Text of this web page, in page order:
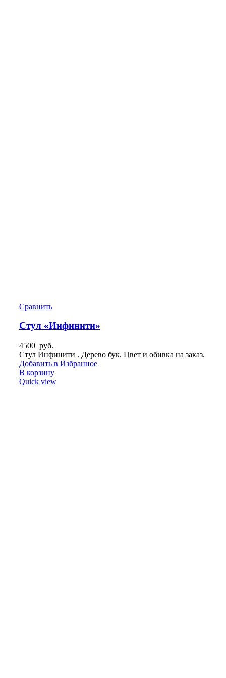
Сравнить
Стул «Инфинити»
4500 руб.
Стул Инфинити . Дерево бук. Цвет и обивка на заказ.
Добавить в Избранное
В корзину
Quick view